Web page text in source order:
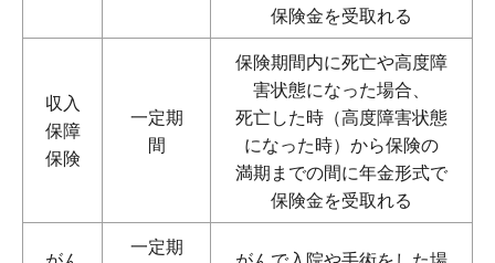
保険金を受取れる
収入
保障
保険
一定期
間
保険期間内に死亡や高度障
害状態になった場合、
死亡した時（高度障害状態
になった時）から保険の
満期までの間に年金形式で
保険金を受取れる
一定期